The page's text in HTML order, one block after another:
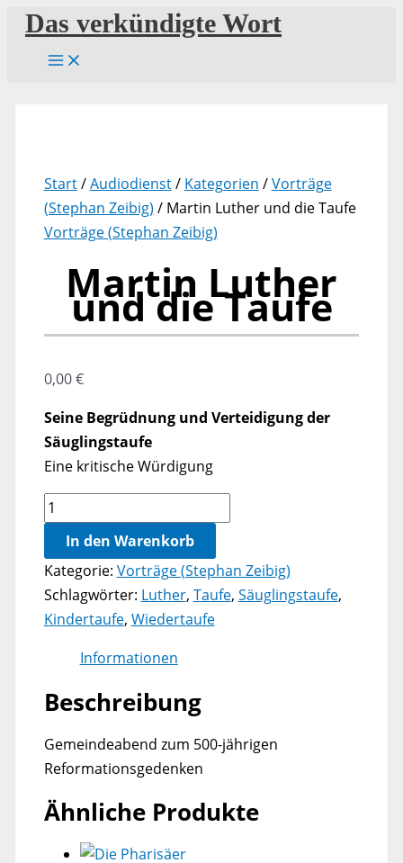
Zum
Inhalt
springen
Das verkündigte Wort
Start/Audiodienst/ Kategorien /Vorträge
(Stephan Zeibig) / Martin Luther und die Taufe
Vorträge (Stephan Zeibig)
Martin Luther
und die Taufe
0,00€
Seine Begrüdnung und Verteidigung der
Säuglingstaufe
Eine kritische Würdigung
Martin
Luther
und
die
Taufe
Menge
In den Warenkorb
Kategorie: Vorträge (Stephan Zeibig)
Schlagwörter: Luther, Taufe, Säuglingstaufe,
Kindertaufe, Wiedertaufe
Informationen
Beschreibung
Gemeindeabend zum 500-jährigen
Reformationsgedenken
Ähnliche Produkte